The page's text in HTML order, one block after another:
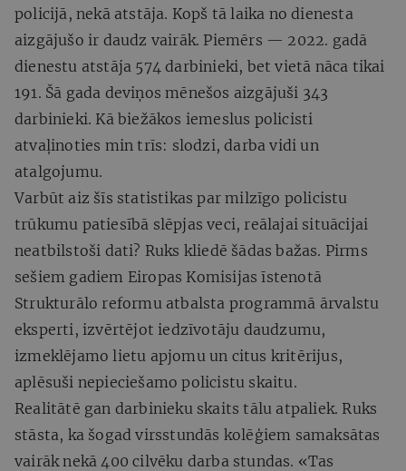
policijā, nekā atstāja. Kopš tā laika no dienesta
aizgājušo ir daudz vairāk. Piemērs — 2022. gadā
dienestu atstāja 574 darbinieki, bet vietā nāca tikai
191. Šā gada deviņos mēnešos aizgājuši 343
darbinieki. Kā biežākos iemeslus policisti
atvaļinoties min trīs: slodzi, darba vidi un
atalgojumu.
Varbūt aiz šīs statistikas par milzīgo policistu
trūkumu patiesībā slēpjas veci, reālajai situācijai
neatbilstoši dati? Ruks kliedē šādas bažas. Pirms
sešiem gadiem Eiropas Komisijas īstenotā
Strukturālo reformu atbalsta programmā ārvalstu
eksperti, izvērtējot iedzīvotāju daudzumu,
izmeklējamo lietu apjomu un citus kritērijus,
aplēsuši nepieciešamo policistu skaitu.
Realitātē gan darbinieku skaits tālu atpaliek. Ruks
stāsta, ka šogad virsstundās kolēģiem samaksātas
vairāk nekā 400 cilvēku darba stundas. «Tas